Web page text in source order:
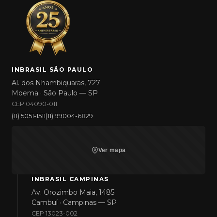
INBRASIL SÃO PAULO
Al. dos Nhambiquaras, 727
Moema · São Paulo — SP
CEP 04090-011
(11) 5051-1511(11) 99004-6829
Ver mapa
INBRASIL CAMPINAS
Av. Orozimbo Maia, 1485
Cambuí · Campinas — SP
CEP 13023-002